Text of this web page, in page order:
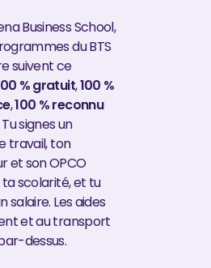
Business School,
du BTS
suivent ce
% gratuit,100 %
,100 % reconnu
Tu signes un
travail, ton
et son OPCO
scolarité, et tu
salaire. Les aides
et au transport
dessus.